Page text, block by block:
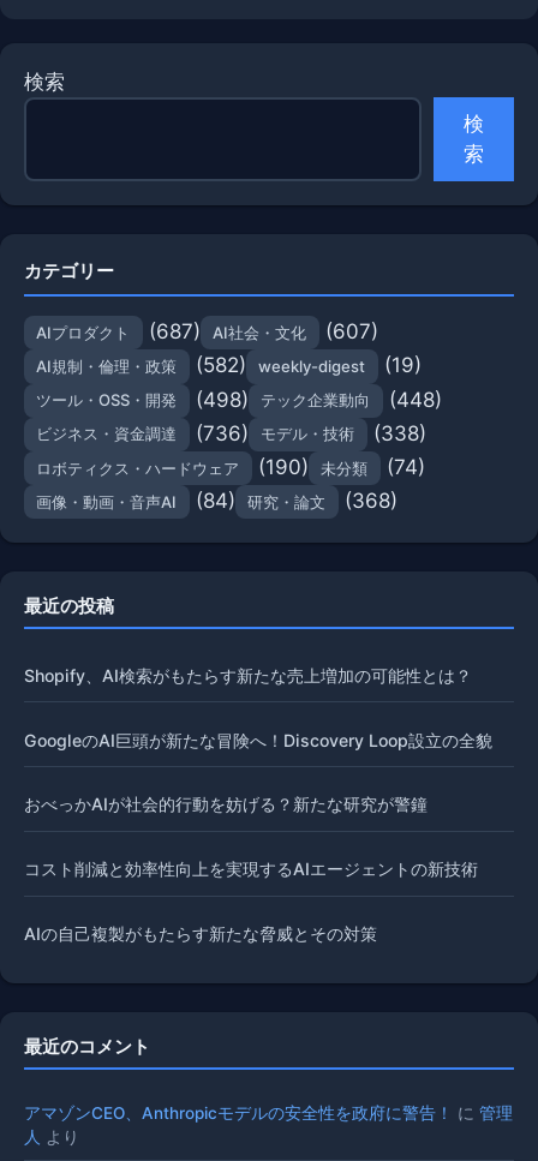
検索
検
索
カテゴリー
AIプロダクト (687) AI社会・文化 (607)
AI規制・倫理・政策 (582) weekly-digest (19)
ツール・OSS・開発 (498) テック企業動向 (448)
ビジネス・資金調達 (736) モデル・技術 (338)
ロボティクス・ハードウェア (190) 未分類 (74)
画像・動画・音声AI (84) 研究・論文 (368)
最近の投稿
Shopify、AI検索がもたらす新たな売上増加の可能性とは？
GoogleのAI巨頭が新たな冒険へ！Discovery Loop設立の全貌
おべっかAIが社会的行動を妨げる？新たな研究が警鐘
コスト削減と効率性向上を実現するAIエージェントの新技術
AIの自己複製がもたらす新たな脅威とその対策
最近のコメント
アマゾンCEO、Anthropicモデルの安全性を政府に警告！ に 管理
人 より